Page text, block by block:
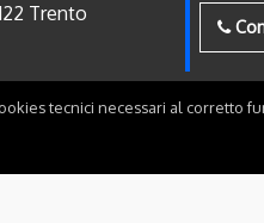
Trento
tecnici necessari al corretto